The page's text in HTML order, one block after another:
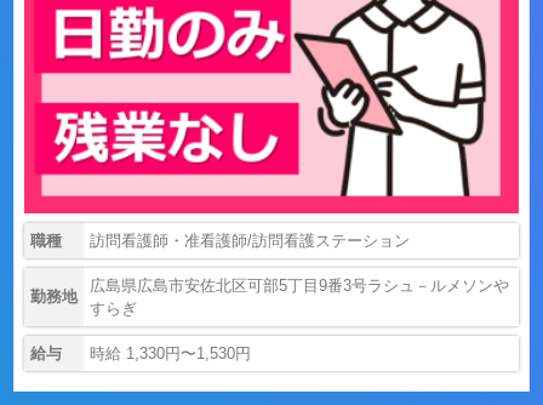
職種 訪問看護師・准看護師/訪問看護ステーション
勤務地
広島県広島市安佐北区可部5丁目9番3号ラシュ－ルメソンや
すらぎ
給与 時給 1,330円〜1,530円